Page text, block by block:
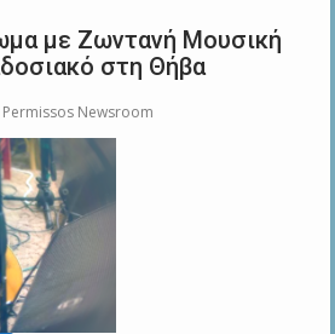
με Ζωντανή Μουσική
στη Θήβα
Permissos Newsroom